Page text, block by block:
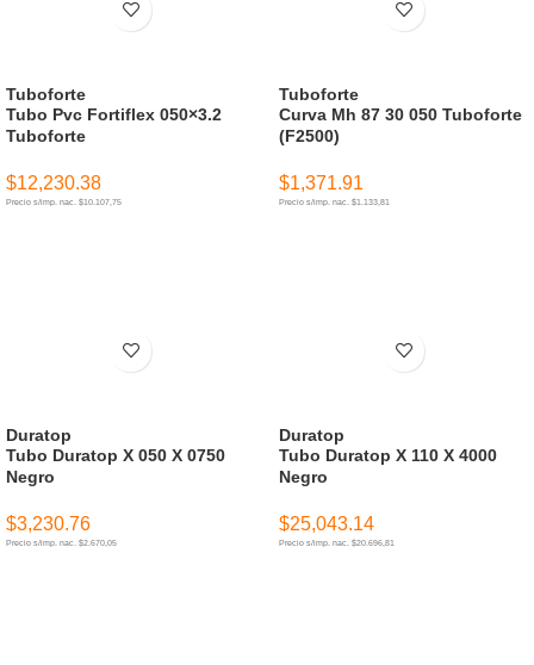
Tubo Pvc Fortiflex 050×3.2
Tuboforte
Tuboforte
$12,230.38
Precio s/imp. nac. $10.107,75
Curva Mh 87 30 050 Tuboforte
(F2500)
Tuboforte
$1,371.91
Precio s/imp. nac. $1.133,81
Tubo Duratop X 050 X 0750
Negro
Duratop
$3,230.76
Precio s/imp. nac. $2.670,05
Tubo Duratop X 110 X 4000
Negro
Duratop
$25,043.14
Precio s/imp. nac. $20.696,81